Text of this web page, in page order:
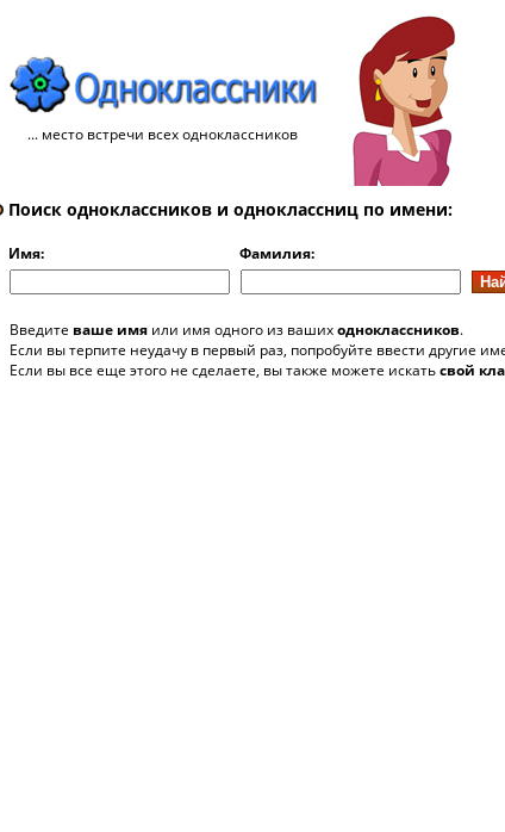
... место встречи всех одноклассников
Поиск одноклассников и одноклассниц по имени:
Имя: Фамилия:
Введите ваше имя или имя одного из вашиходноклассников.
Если вы терпите неудачу в первый раз, попробуйте ввести другие
Если вы все еще этого не сделаете, вы также можете искатьсвой